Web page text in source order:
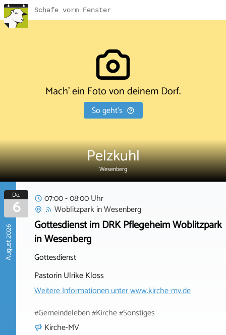
Schafe vorm Fenster
Mach' ein Foto von deinem Dorf.
So geht's
Pelzkuhl
Wesenberg
August 2026
Do.
6
07:00 - 08:00 Uhr
WoblitzparkinWesenberg
Gottesdienst im DRK Pflegeheim Woblitzpark
in Wesenberg
Gottesdienst
Pastorin Ulrike Kloss
Weitere Informationen unterwww.kirche-mv.de
#Gemeindeleben #Kirche #Sonstiges
Kirche-MV